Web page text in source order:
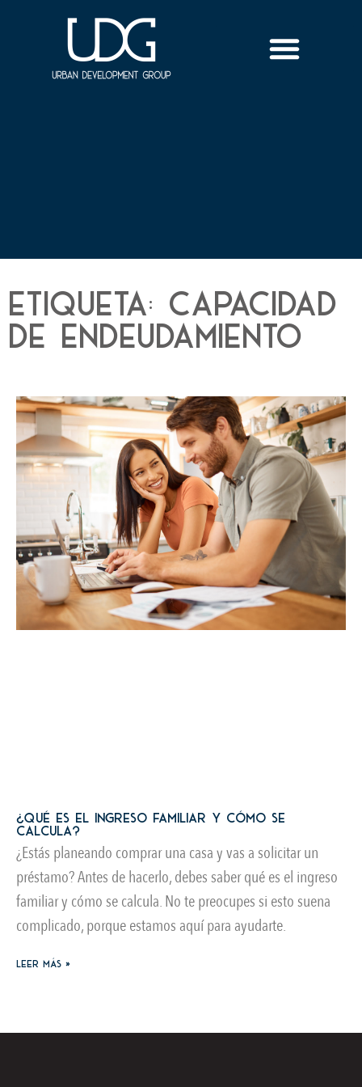
Etiqueta: capacidad
de endeudamiento
¿Qué es el ingreso familiar y cómo se
calcula?
¿Estás planeando comprar una casa y vas a solicitar un
préstamo? Antes de hacerlo, debes saber qué es el ingreso
familiar y cómo se calcula. No te preocupes si esto suena
complicado, porque estamos aquí para ayudarte.
Leer más »